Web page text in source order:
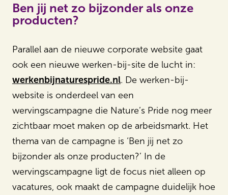
Ben jij net zo bijzonder als onze
producten?
Parallel aan de nieuwe corporate website gaat
ook een nieuwe werken-bij-site de lucht in:
werkenbijnaturespride.nl. De werken-bij-
website is onderdeel van een
wervingscampagne die Nature’s Pride nog meer
zichtbaar moet maken op de arbeidsmarkt. Het
thema van de campagne is ‘Ben jij net zo
bijzonder als onze producten?’ In de
wervingscampagne ligt de focus niet alleen op
vacatures, ook maakt de campagne duidelijk hoe